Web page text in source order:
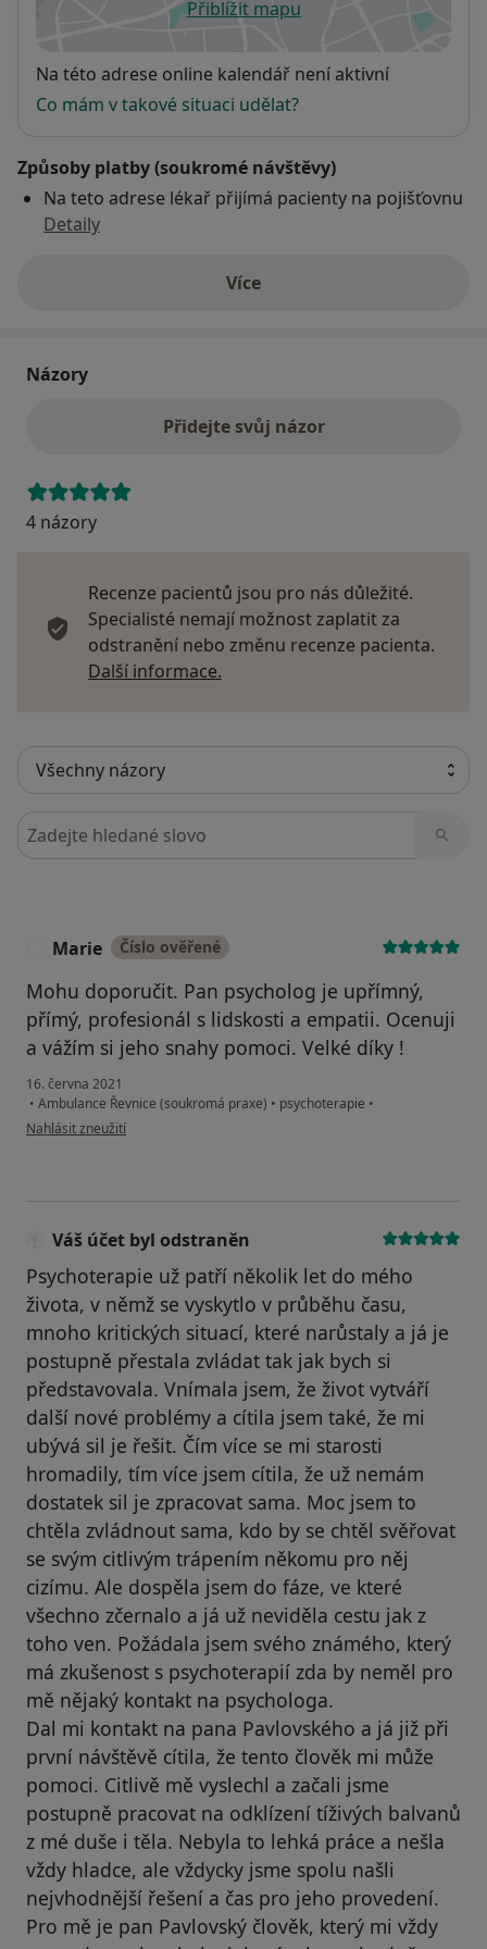
Přiblížit mapuse otevře v nové záložce
Dostupnost
Na této adrese online kalendář není aktivní
Co mám v takové situaci udělat?
Způsoby platby (soukromé návštěvy)
Na teto adrese lékař přijímá pacienty na pojišťovnu
Detaily
Víceo adrese
Názory
Přidejte svůj názor
4 názory
Recenze pacientů jsou pro nás důležité.
Specialisté nemají možnost zaplatit za
odstranění nebo změnu recenze pacienta.
Další informace.
Hledejte v názorech
Marie Číslo ověřené
Mohu doporučit. Pan psycholog je upřímný,
přímý, profesionál s lidskosti a empatii. Ocenuji
a vážím si jeho snahy pomoci. Velké díky !
16. června 2021
• Ambulance Řevnice (soukromá praxe) • psychoterapie •
podle názoru uživatele Marie
Nahlásit zneužití
Váš účet byl odstraněn
Psychoterapie už patří několik let do mého
života, v němž se vyskytlo v průběhu času,
mnoho kritických situací, které narůstaly a já je
postupně přestala zvládat tak jak bych si
představovala. Vnímala jsem, že život vytváří
další nové problémy a cítila jsem také, že mi
ubývá sil je řešit. Čím více se mi starosti
hromadily, tím více jsem cítila, že už nemám
dostatek sil je zpracovat sama. Moc jsem to
chtěla zvládnout sama, kdo by se chtěl svěřovat
se svým citlivým trápením někomu pro něj
cizímu. Ale dospěla jsem do fáze, ve které
všechno zčernalo a já už neviděla cestu jak z
toho ven. Požádala jsem svého známého, který
má zkušenost s psychoterapií zda by neměl pro
mě nějaký kontakt na psychologa.
Dal mi kontakt na pana Pavlovského a já již při
první návštěvě cítila, že tento člověk mi může
pomoci. Citlivě mě vyslechl a začali jsme
postupně pracovat na odklízení tíživých balvanů
z mé duše i těla. Nebyla to lehká práce a nešla
vždy hladce, ale vždycky jsme spolu našli
nejvhodnější řešení a čas pro jeho provedení.
Pro mě je pan Pavlovský člověk, který mi vždy